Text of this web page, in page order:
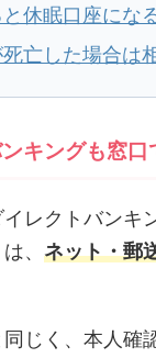
休眠口座にな
亡した場合は
キングも窓口
レクトバンキ
、 ネット・郵
じく、本人確